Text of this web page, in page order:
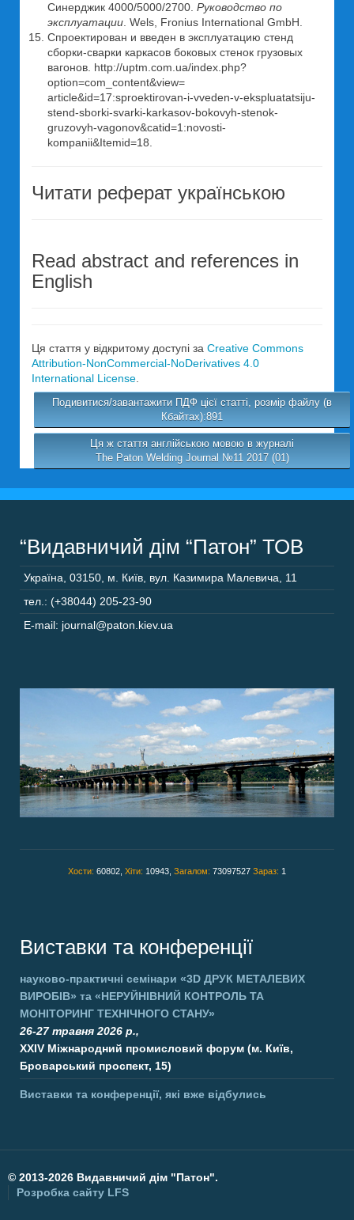
Синерджик 4000/5000/2700. Руководство по
эксплуатации. Wels, Fronius International GmbH.
Спроектирован и введен в эксплуатацию стенд
сборки-сварки каркасов боковых стенок грузовых
вагонов. http://uptm.com.ua/index.php?
option=com_content&view=
article&id=17:sproektirovan-i-vveden-v-ekspluatatsiju-
stend-sborki-svarki-karkasov-bokovyh-stenok-
gruzovyh-vagonov&catid=1:novosti-
kompanii&Itemid=18.
Читати реферат українською
Read abstract and references in
English
Ця стаття у відкритому доступі за Creative Commons
Attribution-NonCommercial-NoDerivatives 4.0
International License.
Подивитися/завантажити ПДФ цієї статті, розмір файлу (в
Кбайтах):891
Ця ж стаття англійською мовою в журналі
The Paton Welding Journal №11 2017 (01)
“Видавничий дім “Патон” ТОВ
Україна, 03150, м. Київ, вул. Казимира Малевича, 11
тел.: (+38044) 205-23-90
E-mail: journal@paton.kiev.ua
Хости: 60802, Хіти: 10943, Загалом: 73097527 Зараз: 1
Виставки та конференції
науково-практичні семінари «3D ДРУК МЕТАЛЕВИХ
ВИРОБІВ» та «НЕРУЙНІВНИЙ КОНТРОЛЬ ТА
МОНІТОРИНГ ТЕХНІЧНОГО СТАНУ»
26-27 травня 2026 р.,
XXIV Міжнародний промисловий форум (м. Київ,
Броварський проспект, 15)
Виставки та конференції, які вже відбулись
© 2013-2026 Видавничий дім "Патон".
Розробка сайту LFS